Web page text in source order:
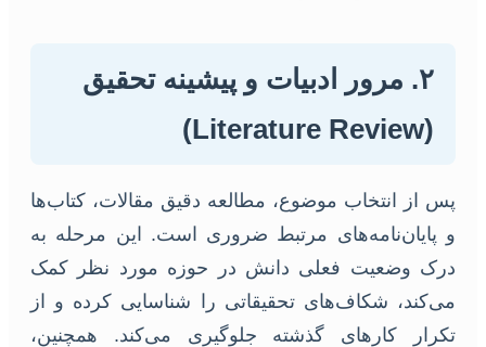
۲. مرور ادبیات و پیشینه تحقیق
(Literature Review)
پس از انتخاب موضوع، مطالعه دقیق مقالات، کتاب‌ها
و پایان‌نامه‌های مرتبط ضروری است. این مرحله به
درک وضعیت فعلی دانش در حوزه مورد نظر کمک
می‌کند، شکاف‌های تحقیقاتی را شناسایی کرده و از
تکرار کارهای گذشته جلوگیری می‌کند. همچنین،